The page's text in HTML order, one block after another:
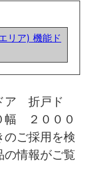
リア) 機能ド
ア 折戸ド
２０００
ご採用を検
の情報がご覧